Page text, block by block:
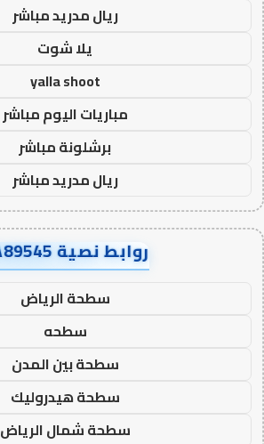
ريال مدريد مباشر
يلا شوت
yalla shoot
مباريات اليوم مباشر
برشلونة مباشر
ريال مدريد مباشر
روابط نصية AA89545
سطحة الرياض
سطحه
سطحة بين المدن
سطحة هيدروليك
سطحة شمال الرياض